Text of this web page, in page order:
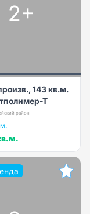
2+
143 кв.м.
Т
район